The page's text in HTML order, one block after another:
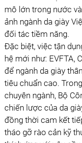
mô lớn trong nước
ảnh ngành da giày
đối tác tiềm năng.
Đặc biệt, việc tận
hệ mới như: EVFTA,
để ngành da giày
tiêu chuẩn cao.
chuyên ngành, Bộ
chiến lược của da
đồng thời cam kết
tháo gỡ rào cản kỹ